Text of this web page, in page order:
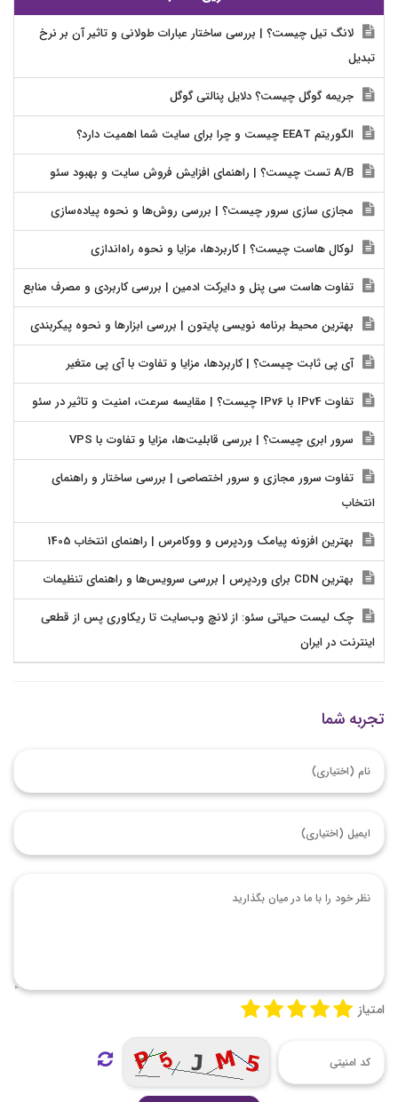
لانگ تیل چیست؟ | بررسی ساختار عبارات طولانی و تاثیر آن بر نرخ
تبدیل
جریمه گوگل چیست؟ دلایل پنالتی گوگل
الگوریتم EEAT چیست و چرا برای سایت شما اهمیت دارد؟
مجازی سازی سرور چیست؟ | بررسی روش‌ها و نحوه پیاده‌سازی
لوکال هاست چیست؟ | کاربردها، مزایا و نحوه راه‌اندازی
تفاوت هاست سی پنل و دایرکت ادمین | بررسی کاربردی و مصرف منابع
بهترین محیط برنامه نویسی پایتون | بررسی ابزارها و نحوه پیکربندی
آی پی ثابت چیست؟ | کاربردها، مزایا و تفاوت با آی پی متغیر
تفاوت IPv4 با IPv6 چیست؟ | مقایسه سرعت، امنیت و تاثیر در سئو
سرور ابری چیست؟ | بررسی قابلیت‌ها، مزایا و تفاوت با VPS
تفاوت سرور مجازی و سرور اختصاصی | بررسی ساختار و راهنمای
انتخاب
بهترین افزونه پیامک وردپرس و ووکامرس | راهنمای انتخاب 1405
بهترین CDN برای وردپرس | بررسی سرویس‌ها و راهنمای تنظیمات
چک لیست حیاتی سئو: از لانچ وب‌سایت تا ریکاوری پس از قطعی
اینترنت در ایران
تجربه شما
امتیاز